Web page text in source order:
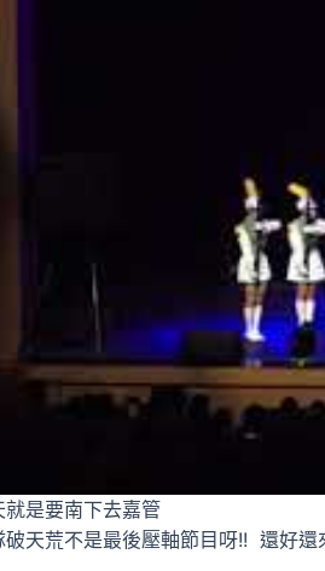
就是要南下去嘉管
破天荒不是最後壓軸節目呀!! 還好